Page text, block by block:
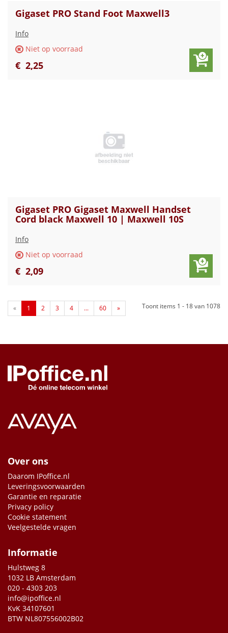
Gigaset PRO Stand Foot Maxwell3
Info
Niet op voorraad
€ 2,25
Gigaset PRO Gigaset Maxwell Handset
Cord black Maxwell 10 | Maxwell 10S
Info
Niet op voorraad
€ 2,09
Toont items 1 - 18van 1078
« 1 2 3 4 ... 60 »
Over ons
Daarom IPoffice.nl
Leveringsvoorwaarden
Garantie en reparatie
Privacy policy
Cookie statement
Veelgestelde vragen
Informatie
Hulstweg 8
1032 LB Amsterdam
020 - 4303 203
info@ipoffice.nl
KvK 34107601
BTW NL807556002B02